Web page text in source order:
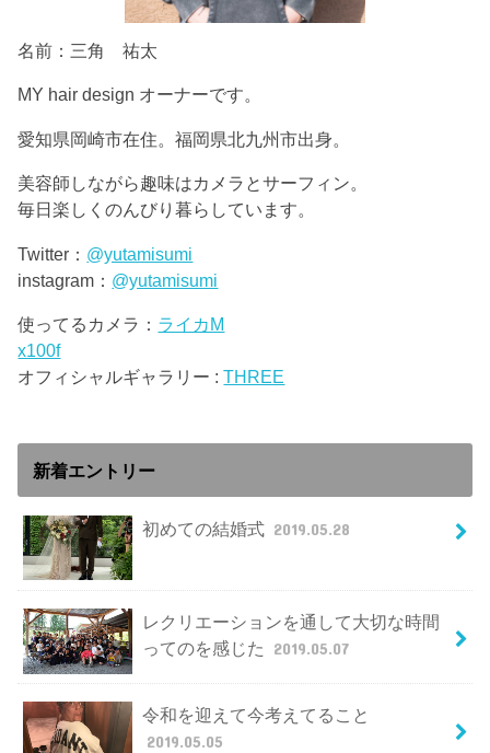
名前：三角 祐太
MY hair design オーナーです。
愛知県岡崎市在住。福岡県北九州市出身。
美容師しながら趣味はカメラとサーフィン。
毎日楽しくのんびり暮らしています。
Twitter： @yutamisumi
instagram： @yutamisumi
使ってるカメラ： ライカM
x100f
オフィシャルギャラリー :THREE
新着エントリー
初めての結婚式 2019.05.28
レクリエーションを通して大切な時間
ってのを感じた
2019.05.07
令和を迎えて今考えてること
2019.05.05